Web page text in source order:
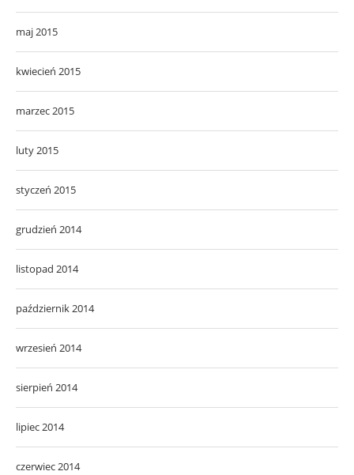
maj 2015
kwiecień 2015
marzec 2015
luty 2015
styczeń 2015
grudzień 2014
listopad 2014
październik 2014
wrzesień 2014
sierpień 2014
lipiec 2014
czerwiec 2014